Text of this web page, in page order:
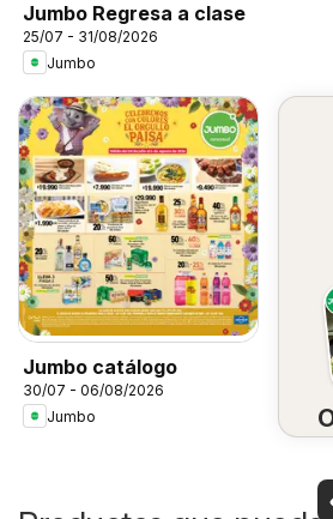
Jumbo Regresa a clase
25/07 - 31/08/2026
Jumbo
Jumbo catálogo
30/07 - 06/08/2026
Jumbo